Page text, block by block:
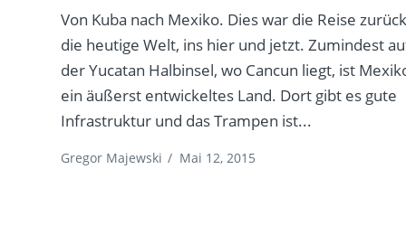
Von Kuba nach Mexiko. Dies war die Reise
die heutige Welt, ins hier und jetzt. Zumindest
der Yucatan Halbinsel, wo Cancun liegt, ist
ein äußerst entwickeltes Land. Dort gibt es gute
Infrastruktur und das Trampen ist...
Gregor Majewski / Mai 12, 2015